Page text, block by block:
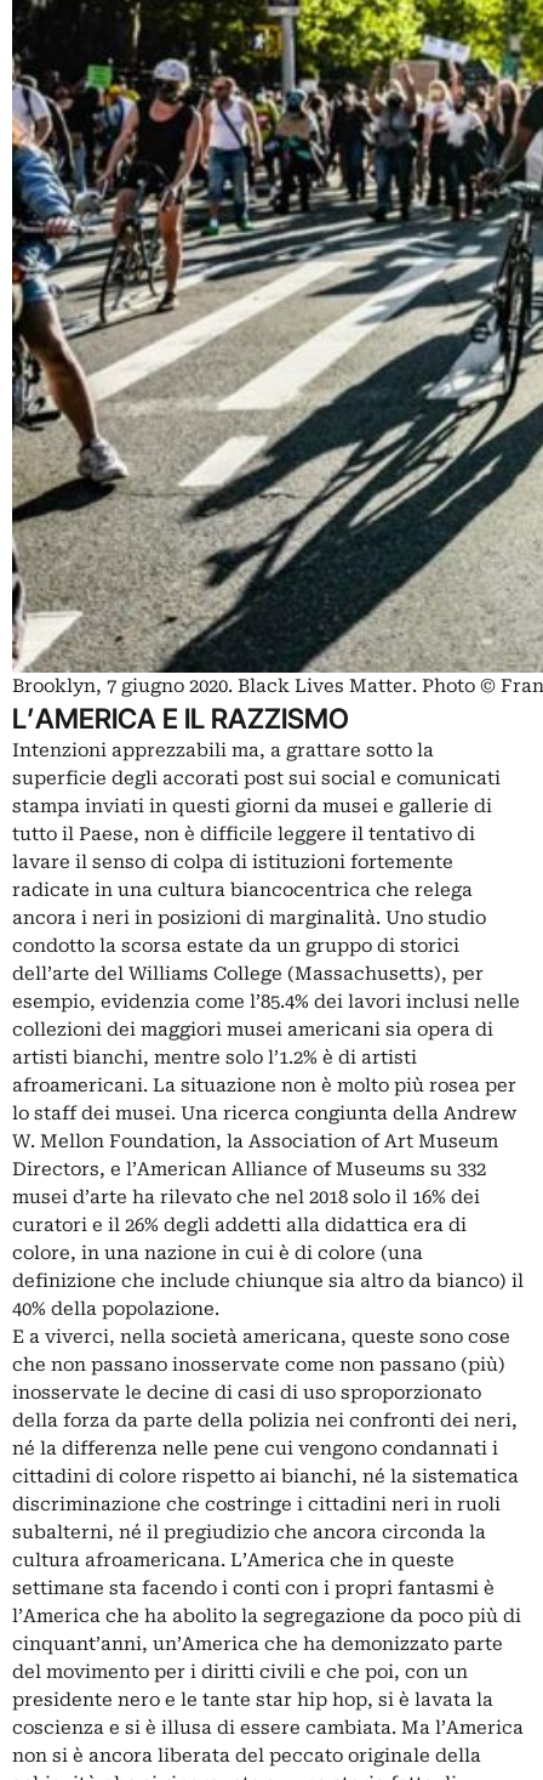
Brooklyn, 7 giugno 2020. Black Lives Matter. Photo ©
L’AMERICA E IL RAZZISMO
Intenzioni apprezzabili ma, a grattare sotto la
superficie degli accorati post sui social e comunicati
stampa inviati in questi giorni da musei e gallerie di
tutto il Paese, non è difficile leggere il tentativo di
lavare il senso di colpa di istituzioni fortemente
radicate in una cultura biancocentrica che relega
ancora i neri in posizioni di marginalità. Uno studio
condotto la scorsa estate da un gruppo di storici
dell’arte del Williams College (Massachusetts), per
esempio, evidenzia come l’85.4% dei lavori inclusi nelle
collezioni dei maggiori musei americani sia opera di
artisti bianchi, mentre solo l’1.2% è di artisti
afroamericani. La situazione non è molto più rosea per
lo staff dei musei. Una ricerca congiunta della Andrew
W. Mellon Foundation, la Association of Art Museum
Directors, e l’American Alliance of Museums su 332
musei d’arte ha rilevato che nel 2018 solo il 16% dei
curatori e il 26% degli addetti alla didattica era di
colore, in una nazione in cui è di colore (una
definizione che include chiunque sia altro da bianco) il
40% della popolazione.
E a viverci, nella società americana, queste sono cose
che non passano inosservate come non passano (più)
inosservate le decine di casi di uso sproporzionato
della forza da parte della polizia nei confronti dei neri,
né la differenza nelle pene cui vengono condannati i
cittadini di colore rispetto ai bianchi, né la sistematica
discriminazione che costringe i cittadini neri in ruoli
subalterni, né il pregiudizio che ancora circonda la
cultura afroamericana. L’America che in queste
settimane sta facendo i conti con i propri fantasmi è
l’America che ha abolito la segregazione da poco più di
cinquant’anni, un’America che ha demonizzato parte
del movimento per i diritti civili e che poi, con un
presidente nero e le tante star hip hop, si è lavata la
coscienza e si è illusa di essere cambiata. Ma l’America
non si è ancora liberata del peccato originale della